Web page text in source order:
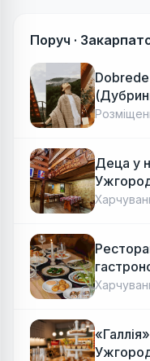
Поруч ·
Dobrede
Деца у